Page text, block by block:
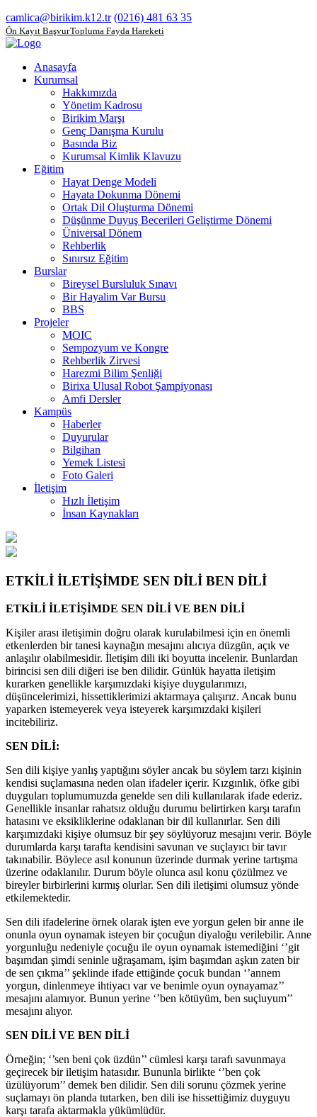
camlica@birikim.k12.tr (0216) 481 63 35
Ön Kayıt BaşvuruTopluma Fayda Hareketi
Anasayfa
Kurumsal
Hakkımızda
Yönetim Kadrosu
Birikim Marşı
Genç Danışma Kurulu
Basında Biz
Kurumsal Kimlik Klavuzu
Eğitim
Hayat Denge Modeli
Hayata Dokunma Dönemi
Ortak Dil Oluşturma Dönemi
Düşünme Duyuş Becerileri Geliştirme Dönemi
Üniversal Dönem
Rehberlik
Sınırsız Eğitim
Burslar
Bireysel Bursluluk Sınavı
Bir Hayalim Var Bursu
BBS
Projeler
MOIC
Sempozyum ve Kongre
Rehberlik Zirvesi
Harezmi Bilim Şenliği
Birixa Ulusal Robot Şampiyonası
Amfi Dersler
Kampüs
Haberler
Duyurular
Bilgihan
Yemek Listesi
Foto Galeri
İletişim
Hızlı İletişim
İnsan Kaynakları
ETKİLİ İLETİŞİMDE SEN DİLİ BEN DİLİ
ETKİLİ İLETİŞİMDE SEN DİLİ VE BEN DİLİ
Kişiler arası iletişimin doğru olarak kurulabilmesi için en önemli
etkenlerden bir tanesi kaynağın mesajını alıcıya düzgün, açık ve
anlaşılır olabilmesidir. İletişim dili iki boyutta incelenir. Bunlardan
birincisi sen dili diğeri ise ben dilidir. Günlük hayatta iletişim
kurarken genellikle karşımızdaki kişiye duygularımızı,
düşüncelerimizi, hissettiklerimizi aktarmaya çalışırız. Ancak bunu
yaparken istemeyerek veya isteyerek karşımızdaki kişileri
incitebiliriz.
SEN DİLİ:
Sen dili kişiye yanlış yaptığını söyler ancak bu söylem tarzı kişinin
kendisi suçlamasına neden olan ifadeler içerir. Kızgınlık, öfke gibi
duyguları toplumumuzda genelde sen dili kullanılarak ifade ederiz.
Genellikle insanlar rahatsız olduğu durumu belirtirken karşı tarafın
hatasını ve eksikliklerine odaklanan bir dil kullanırlar. Sen dili
karşımızdaki kişiye olumsuz bir şey söylüyoruz mesajını verir. Böyle
durumlarda karşı tarafta kendisini savunan ve suçlayıcı bir tavır
takınabilir. Böylece asıl konunun üzerinde durmak yerine tartışma
üzerine odaklanılır. Durum böyle olunca asıl konu çözülmez ve
bireyler birbirlerini kırmış olurlar. Sen dili iletişimi olumsuz yönde
etkilemektedir.
Sen dili ifadelerine örnek olarak işten eve yorgun gelen bir anne ile
onunla oyun oynamak isteyen bir çocuğun diyaloğu verilebilir. Anne
yorgunluğu nedeniyle çocuğu ile oyun oynamak istemediğini ‘’git
başımdan şimdi seninle uğraşamam, işim başımdan aşkın zaten bir
de sen çıkma’’ şeklinde ifade ettiğinde çocuk bundan ‘’annem
yorgun, dinlenmeye ihtiyacı var ve benimle oyun oynayamaz’’
mesajını alamıyor. Bunun yerine ‘’ben kötüyüm, ben suçluyum’’
mesajını alıyor.
SEN DİLİ VE BEN DİLİ
Örneğin; ‘’sen beni çok üzdün’’ cümlesi karşı tarafı savunmaya
geçirecek bir iletişim hatasıdır. Bununla birlikte ‘’ben çok
üzülüyorum’’ demek ben dilidir. Sen dili sorunu çözmek yerine
suçlamayı ön planda tutarken, ben dili ise hissettiğimiz duyguyu
karşı tarafa aktarmakla yükümlüdür.